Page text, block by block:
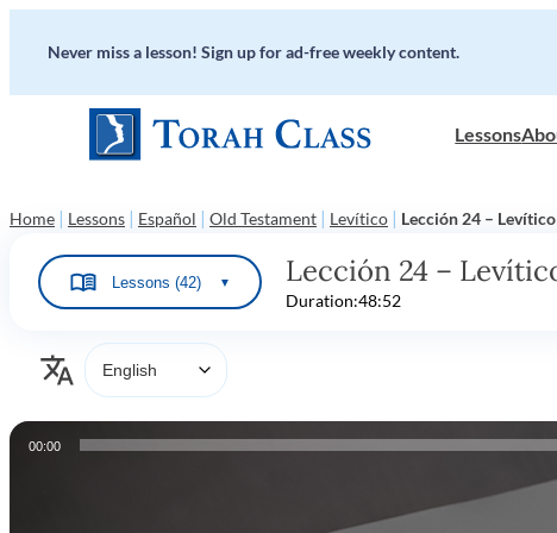
Never miss a lesson! Sign up for ad-free weekly content.
Lessons
Home | Lessons | Español | Old Testament | Levítico | Lección 24 –
Lessons (42) ▼ Lección 24 –
Duration:48:52
Audio00:00